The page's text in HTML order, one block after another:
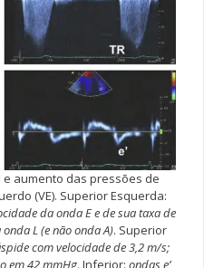
aumento das pressões de
(VE). Superior Esquerda:
da onda E e de sua taxa de
L (e não onda A). Superior
com velocidade de 3,2 m/s;
em 42 mmHg. Inferior: ondas e’